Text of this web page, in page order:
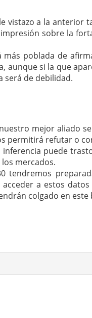
vistazo a la anterior
sobre la
más poblada de
aunque si la que
será de debilidad.
mejor aliado
permitirá refutar o
inferencia puede
mercados.
tendremos
a estos datos
colgado en este